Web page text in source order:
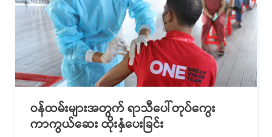
ဝန်ထမ်းများအတွက် ရာသီပေါ်တုပ်ကွေး
ကာကွယ်ဆေး ထိုးနှံပေးခြင်း